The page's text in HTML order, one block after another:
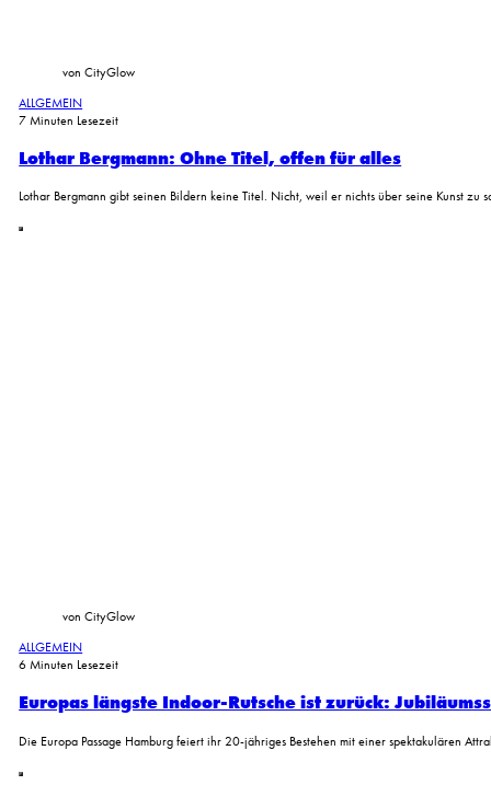
von CityGlow
ALLGEMEIN
7 Minuten Lesezeit
Lothar Bergmann: Ohne Titel, offen für alles
Lothar Bergmann gibt seinen Bildern keine Titel. Nicht, weil er nichts über seine Kunst zu
von CityGlow
ALLGEMEIN
6 Minuten Lesezeit
Europas längste Indoor-Rutsche ist zurück:
Die Europa Passage Hamburg feiert ihr 20-jähriges Bestehen mit einer spektakulären